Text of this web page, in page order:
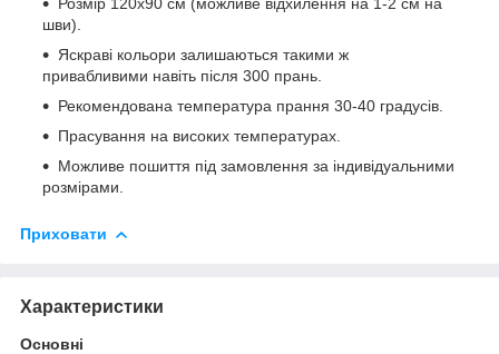
шви).
Яскраві кольори залишаються такими ж
привабливими навіть після 300 прань.
Рекомендована температура прання 30-40 градусів.
Прасування на високих температурах.
Можливе пошиття під замовлення за індивідуальними
розмірами.
Приховати
Характеристики
Основні